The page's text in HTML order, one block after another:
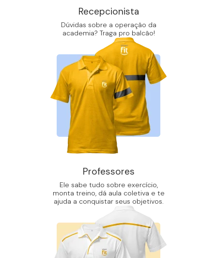
Recepcionista
Dúvidas sobre a operação da
academia? Traga pro balcão!
Professores
Ele sabe tudo sobre exercício,
monta treino, dá aula coletiva e te
ajuda a conquistar seus objetivos.